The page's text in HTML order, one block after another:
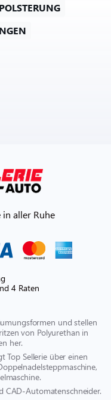
in aller Ruhe
4 Raten
und stellen
von Polyurethan in
her.
Top Sellerie über einen
CAD-Automatenschneider.